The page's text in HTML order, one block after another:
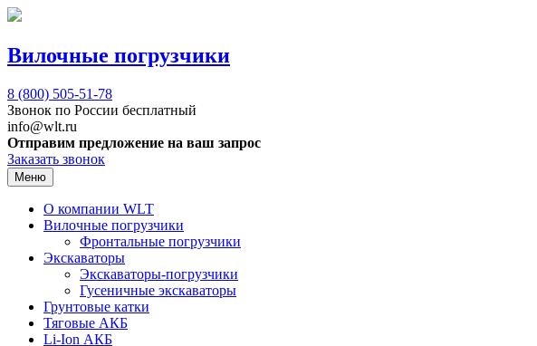
Вилочные погрузчики
8 (800) 505-51-78
Звонок по России бесплатный
info@wlt.ru
Отправим предложение на ваш запрос
Заказать звонок
Меню
О компании WLT
Вилочные погрузчики
Фронтальные погрузчики
Экскаваторы
Экскаваторы-погрузчики
Гусеничные экскаваторы
Грунтовые катки
Тяговые АКБ
Li-Ion АКБ